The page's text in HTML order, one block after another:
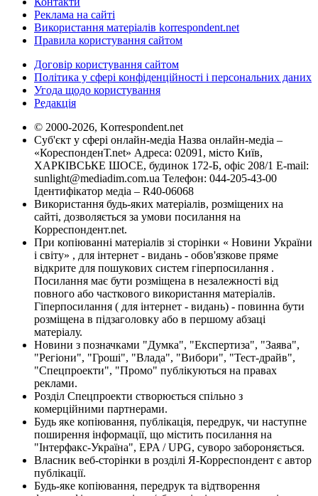
Реклама на сайті
Використання матеріалів korrespondent.net
Правила користування сайтом
Договір користування сайтом
Політика у сфері конфіденційності і персональних даних
Угода щодо користування
Редакція
© 2000-2026, Korrespondent.net
Суб'єкт у сфері онлайн-медіа Назва онлайн-медіа –
«КореспонденТ.net» Адреса: 02091, місто Київ,
ХАРКІВСЬКЕ ШОСЕ, будинок 172-Б, офіс 208/1 E-mail:
sunlight@mediadim.com.ua Телефон: 044-205-43-00
Ідентифікатор медіа – R40-06068
Використання будь-яких матеріалів, розміщених на
сайті, дозволяється за умови посилання на
Корреспондент.net.
При копіюванні матеріалів зі сторінки « Новини України
і світу» , для інтернет - видань - обов'язкове пряме
відкрите для пошукових систем гіперпосилання .
Посилання має бути розміщена в незалежності від
повного або часткового використання матеріалів.
Гіперпосилання ( для інтернет - видань) - повинна бути
розміщена в підзаголовку або в першому абзаці
матеріалу.
Новини з позначками "Думка", "Експертиза", "Заява",
"Регіони", "Гроші", "Влада", "Вибори", "Тест-драйв",
"Спецпроекти", "Промо" публікуються на правах
реклами.
Розділ Спецпроекти створюється спільно з
комерційними партнерами.
Будь яке копіювання, публікація, передрук, чи наступне
поширення інформації, що містить посилання на
"Інтерфакс-Україна", EPA / UPG, суворо забороняється.
Власник веб-сторінки в розділі Я-Корреспондент є автор
публікації.
Будь-яке копіювання, передрук та відтворення